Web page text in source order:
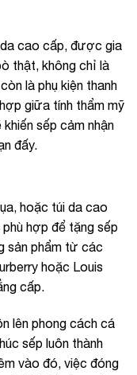
cao cấp, được gia
thật, không chỉ là
là phụ kiện thanh
giữa tính thẩm mỹ
sếp cảm nhận
đấy.
hoặc túi da cao
hợp để tặng sếp
sản phẩm từ các
hoặc Louis
cấp.
lên phong cách cá
sếp luôn thành
vào đó, việc đóng